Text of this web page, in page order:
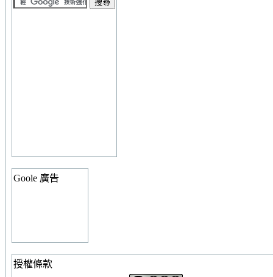
Goole 廣告
授權條款